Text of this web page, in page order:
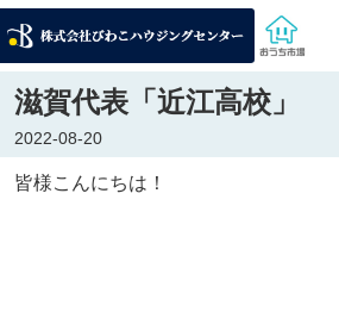
滋賀代表「近江高校」
2022-08-20
皆様こんにちは！